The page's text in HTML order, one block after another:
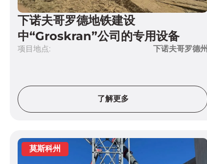
下诺夫哥罗德地铁建设
中“Groskran”公司的专用设备
项目地点: 下诺夫哥罗德州
了解更多